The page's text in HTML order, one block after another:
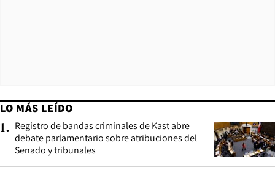
LO MÁS LEÍDO
1. Registro de bandas criminales de Kast abre
debate parlamentario sobre atribuciones del
Senado y tribunales